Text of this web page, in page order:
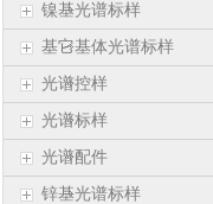
镍基光谱标样
基它基体光谱标样
光谱控样
光谱标样
光谱配件
锌基光谱标样